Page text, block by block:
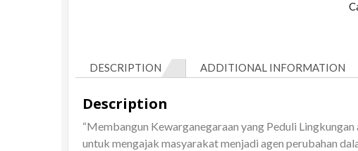
DESCRIPTION ADDITIONAL INFORMATION
Description
“Membangun Kewarganegaraan yang Peduli
untuk mengajak masyarakat menjadi agen perubahan